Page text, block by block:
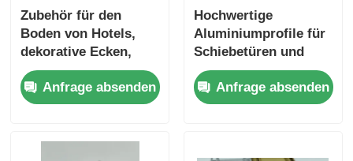
Zubehör für den
Boden von Hotels,
dekorative Ecken,
dekorative
Metallziegel aus
Aluminiumlegierung
Anfrage absenden
Hochwertige
Aluminiumprofile für
Schiebetüren und
Bodenbahnen für
Schiebetüren
Anfrage absenden